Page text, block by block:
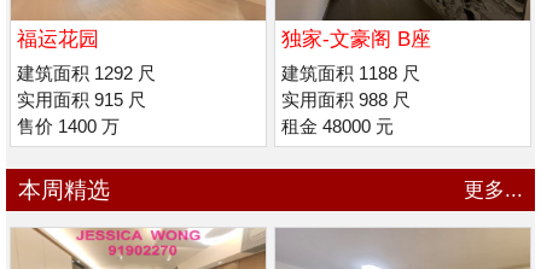
福运花园
建筑面积 1292 尺
实用面积 915 尺
售价 1400 万
独家-文豪阁 B座
建筑面积 1188 尺
实用面积 988 尺
租金 48000 元
本周精选 更多...